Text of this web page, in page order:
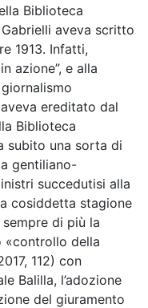
Biblioteca
aveva scritto
1913. Infatti,
azione”, e alla
ereditato dal
Biblioteca
subito una sorta di
gentiliano-
succedutisi alla
cosiddetta stagione
di più la
«controllo della
112) con
Balilla, l’adozione
del giuramento